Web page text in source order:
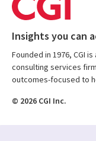
Insights you can
Founded in 1976, CGI
consulting services
outcomes-focused to
© 2026 CGI Inc.